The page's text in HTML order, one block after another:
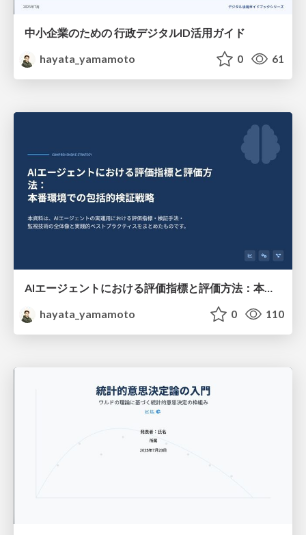
中小企業のための 行政デジタルID活用ガイド
hayata_yamamoto
0 61
AIエージェントにおける評価指標と評価方法：本番環境での包括的検証戦略
hayata_yamamoto
0 110